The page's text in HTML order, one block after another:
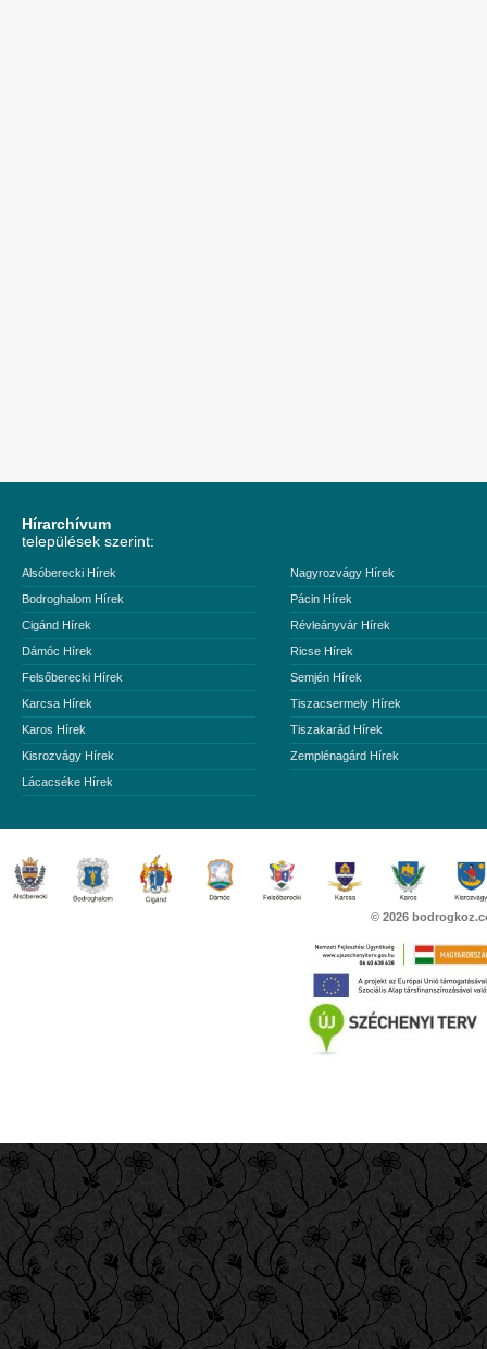
Hírarchívum
települések szerint:
Alsóberecki Hírek
Bodroghalom Hírek
Cigánd Hírek
Dámóc Hírek
Felsőberecki Hírek
Karcsa Hírek
Karos Hírek
Kisrozvágy Hírek
Lácacséke Hírek
Nagyrozvágy Hírek
Pácin Hírek
Révleányvár Hírek
Ricse Hírek
Semjén Hírek
Tiszacsermely Hírek
Tiszakarád Hírek
Zemplénagárd Hírek
© 2026